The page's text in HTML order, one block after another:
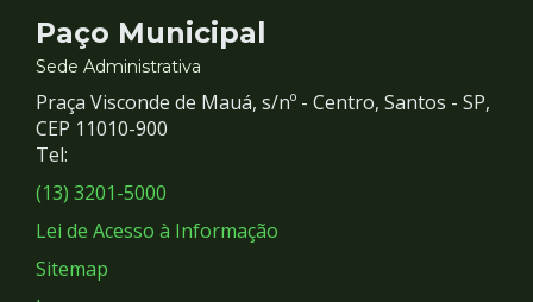
Contato
e
Redes
Sociais
Paço Municipal
Sede Administrativa
Praça Visconde de Mauá, s/nº - Centro, Santos - SP,
CEP 11010-900
Tel:
(13) 3201-5000
Lei de Acesso à Informação
Sitemap